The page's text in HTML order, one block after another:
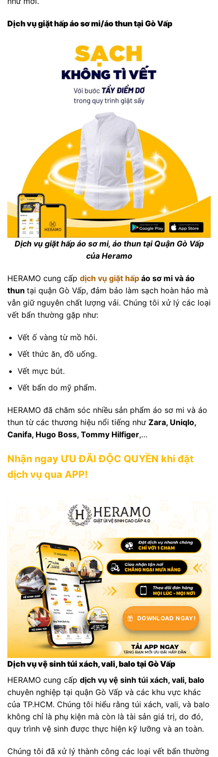
Dịch vụ giặt hấp áo sơ mi/áo thun tại Gò Vấp
Dịch vụ giặt hấp áo sơ mi, áo thun tại Quận Gò Vấp
của Heramo
HERAMO cung cấp dịch vụ giặt hấp áo sơ mi và áo
thun tại quận Gò Vấp, đảm bảo làm sạch hoàn hảo mà
vẫn giữ nguyên chất lượng vải. Chúng tôi xử lý các loại
vết bẩn thường gặp như:
Vết ố vàng từ mồ hôi.
Vết thức ăn, đồ uống.
Vết mực bút.
Vết bẩn do mỹ phẩm.
HERAMO đã chăm sóc nhiều sản phẩm áo sơ mi và áo
thun từ các thương hiệu nổi tiếng như Zara, Uniqlo,
Canifa, Hugo Boss, Tommy Hilfiger,…
Nhận ngay ƯU ĐÃI ĐỘC QUYỀN khi đặt
dịch vụ qua APP!
DOWNLOAD NGAY!
Dịch vụ vệ sinh túi xách, vali, balo tại Gò Vấp
HERAMO cung cấp dịch vụ vệ sinh túi xách, vali, balo
chuyên nghiệp tại quận Gò Vấp và các khu vực khác
của TP.HCM. Chúng tôi hiểu rằng túi xách, vali, và balo
không chỉ là phụ kiện mà còn là tài sản giá trị, do đó,
quy trình vệ sinh được thực hiện kỹ lưỡng và an toàn.
Chúng tôi đã xử lý thành công các loại vết bẩn thường